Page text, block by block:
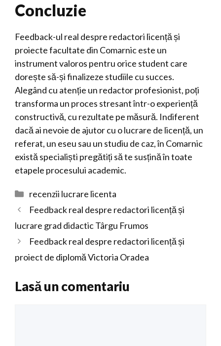
Concluzie
Feedback-ul real despre redactori licență și
proiecte facultate din Comarnic este un
instrument valoros pentru orice student care
dorește să-și finalizeze studiile cu succes.
Alegând cu atenție un redactor profesionist, poți
transforma un proces stresant într-o experiență
constructivă, cu rezultate pe măsură. Indiferent
dacă ai nevoie de ajutor cu o lucrare de licență, un
referat, un eseu sau un studiu de caz, în Comarnic
există specialiști pregătiți să te susțină în toate
etapele procesului academic.
Categorii
recenzii lucrare licenta
Feedback real despre redactori licență și
lucrare grad didactic Târgu Frumos
Feedback real despre redactori licență și
proiect de diplomă Victoria Oradea
Lasă un comentariu